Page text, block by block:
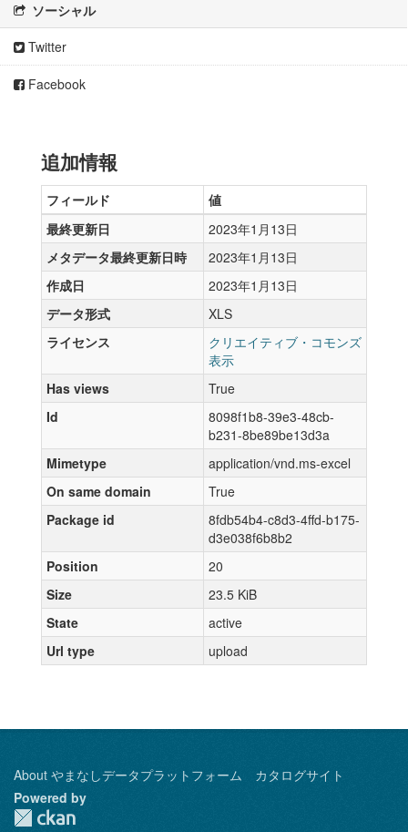
ソーシャル
Twitter
Facebook
追加情報
フィールド
値
最終更新日
2023年1月13日
メタデータ最終更新日時
2023年1月13日
作成日
2023年1月13日
データ形式
XLS
ライセンス
クリエイティブ・コモンズ
表示
Has views
True
Id
8098f1b8-39e3-48cb-
b231-8be89be13d3a
Mimetype
application/vnd.ms-excel
On same domain
True
Package id
8fdb54b4-c8d3-4ffd-b175-
d3e038f6b8b2
Position
20
Size
23.5 KiB
State
active
Url type
upload
About やまなしデータプラットフォーム カタログサイト
Powered by